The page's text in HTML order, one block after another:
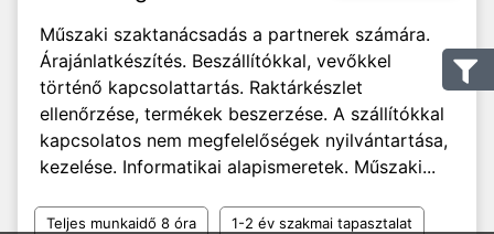
Műszaki szaktanácsadás a partnerek számára.
Árajánlatkészítés. Beszállítókkal, vevőkkel
történő kapcsolattartás. Raktárkészlet
ellenőrzése, termékek beszerzése. A szállítókkal
kapcsolatos nem megfelelőségek nyilvántartása,
kezelése. Informatikai alapismeretek. Műszaki...
Teljes munkaidő 8 óra 1-2 év szakmai tapasztalat